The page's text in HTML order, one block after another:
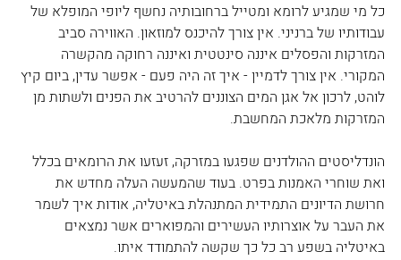
כל מי שמגיע לרומא ומטייל ברחובותיה נחשף ליופי המופלא של
עבודותיו של ברניני. אין צורך להיכנס למוזאון. האווירה סביב
המזרקות והפסלים איננה סינטטית ואיננה רחוקה מהקשרה
המקורי. אין צורך לדמיין - איך זה היה פעם - אפשר עדין, ביום קיץ
לוהט, לרכון אל אגן המים הצוננים להרטיב את הפנים ולשתות מן
המזרקות מלאכת המחשבת.
הונדליסטים ההולדנים שפגעו במזרקה, זעזעו את הרומאים בכלל
ואת שוחרי האמנות בפרט. בעוד שהמעשה העלה מחדש את
חרושת הדיונים התמידית המתנהלת באיטליה, אודות איך לשמר
את העבר על אוצרותיו העשירים והמפוארים אשר נמצאים
באיטליה בשפע רב כל כך שקשה להתמודד איתו.